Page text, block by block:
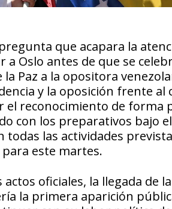
pregunta que acapara la
Oslo antes de que se
Paz a la opositora
y la oposición frente al
reconocimiento de forma
con los preparativos bajo
las actividades
este martes.
oficiales, la llegada de
la primera aparición